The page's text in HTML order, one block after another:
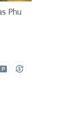
Phu